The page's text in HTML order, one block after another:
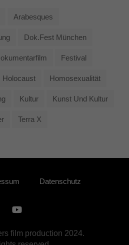
Arabesques
Dok.fest München
Festival
Holocaust Homosexualität
Kultur Kunst Und Kultur
Terra X
Datenschutz
film production 2024.